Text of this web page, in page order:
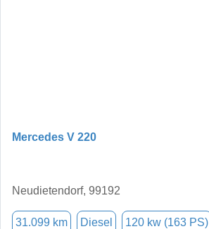
Mercedes V 220
Neudietendorf, 99192
31.099 km Diesel 120 kw (163 PS)